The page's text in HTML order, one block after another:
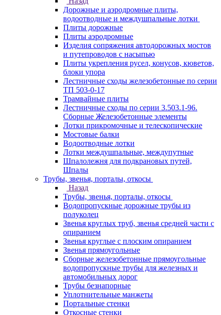
Дорожные и аэродромные плиты,
водоотводные и междушпальные лотки
Плиты дорожные
Плиты аэродромные
Изделия сопряжения автодорожных мостов
и путепроводов с насыпью
Плиты укрепления русел, конусов, кюветов,
блоки упора
Лестничные сходы железобетонные по серии
ТП 503-0-17
Трамвайные плиты
Лестничные сходы по серии 3.503.1-96.
Сборные Железобетонные элементы
Лотки прикромочные и телескопические
Мостовые балки
Водоотводные лотки
Лотки междушпальные, междупутные
Шпалолежня для подкрановых путей,
Шпалы
Трубы, звенья, порталы, откосы
Назад
Трубы, звенья, порталы, откосы
Водопропускные дорожные трубы из
полуколец
Звенья круглых труб, звенья средней части с
опиранием
Звенья круглые с плоским опиранием
Звенья прямоугольные
Сборные железобетонные прямоугольные
водопропускные трубы для железных и
автомобильных дорог
Трубы безнапорные
Уплотнительные манжеты
Портальные стенки
Откосные стенки